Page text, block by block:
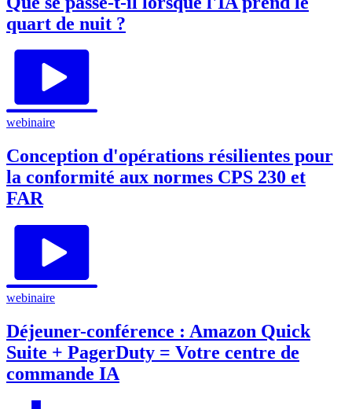
quart de nuit ?
webinaire
Conception d'opérations résilientes pour
la conformité aux normes CPS 230 et
FAR
webinaire
Déjeuner-conférence : Amazon Quick
Suite + PagerDuty = Votre centre de
commande IA